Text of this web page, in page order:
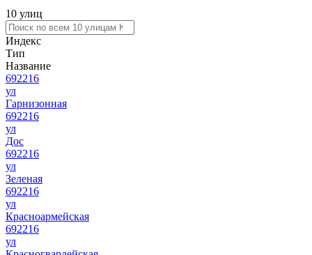
10 улиц
Индекс
Тип
Название
692216
ул
Гарнизонная
692216
ул
Дос
692216
ул
Зеленая
692216
ул
Красноармейская
692216
ул